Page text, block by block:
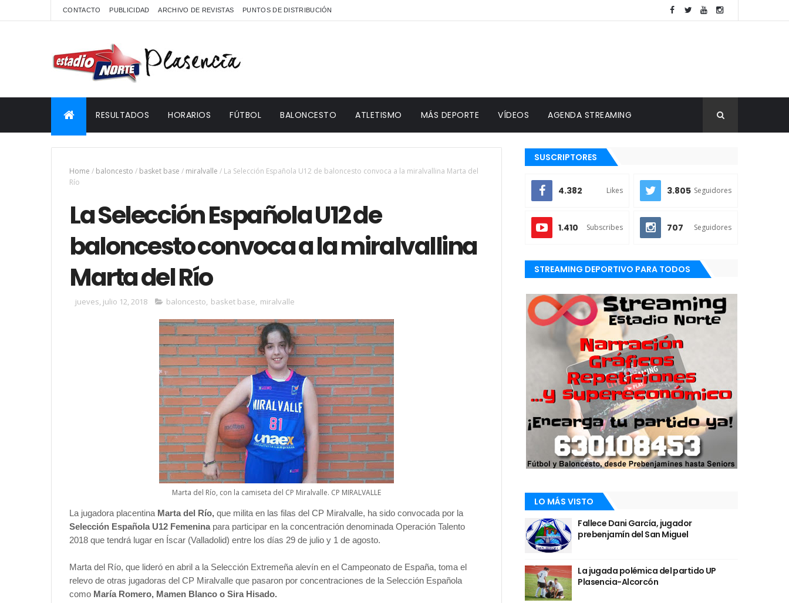
CONTACTO PUBLICIDAD ARCHIVO DE REVISTAS PUNTOS DE DISTRIBUCIÓN
RESULTADOS HORARIOS FÚTBOL BALONCESTO ATLETISMO MÁS DEPORTE VÍDEOS AGENDA STREAMING
Home / baloncesto / basket base / miralvalle / La Selección Española U12 de baloncesto convoca a la miralvallina Marta del
Río
La Selección Española U12 de
baloncesto convoca a la miralvallina
Marta del Río
jueves, julio 12, 2018 baloncesto, basket base, miralvalle
Marta del Río, con la camiseta del CP Miralvalle. CP MIRALVALLE
La jugadora placentina Marta del Río, que milita en las filas del CP Miralvalle, ha sido convocada por la
Selección Española U12 Femeninapara participar en la concentración denominada Operación Talento
2018 que tendrá lugar en Íscar (Valladolid) entre los días 29 de julio y 1 de agosto.
Marta del Río, que lideró en abril a la Selección Extremeña alevín en el Campeonato de España, toma el
relevo de otras jugadoras del CP Miralvalle que pasaron por concentraciones de la Selección Española
como María Romero, Mamen Blanco o Sira Hisado.
SUSCRIPTORES
4.382 Likes 3.805 Seguidores
1.410 Subscribes 707 Seguidores
STREAMING DEPORTIVO PARA TODOS
LO MÁS VISTO
Fallece Dani García, jugador
prebenjamín del San Miguel
La jugada polémica del partido UP
Plasencia-Alcorcón